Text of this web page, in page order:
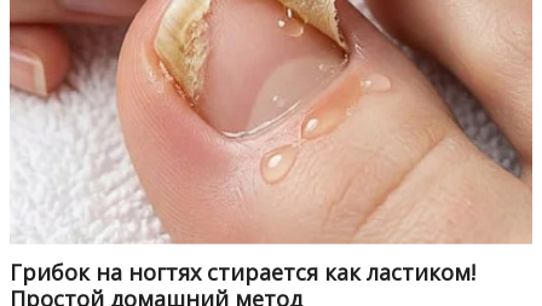
Грибок на ногтях стирается как ластиком!
Простой домашний метод